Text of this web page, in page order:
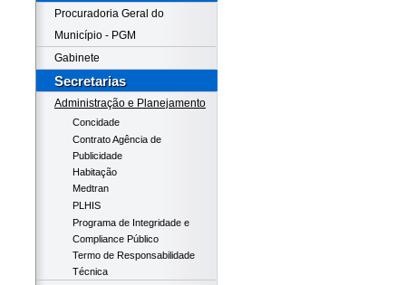
Procuradoria Geral do
Município - PGM
Gabinete
Secretarias
Administração e Planejamento
Concidade
Contrato Agência de
Publicidade
Habitação
Medtran
PLHIS
Programa de Integridade e
Compliance Público
Termo de Responsabilidade
Técnica